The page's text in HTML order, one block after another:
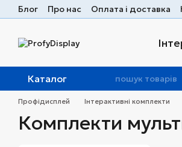
Перейти до основного контенту
Блог Про нас Оплата і доставка
Каталог
Профідисплей Інтерактивні комплекти
Комплекти